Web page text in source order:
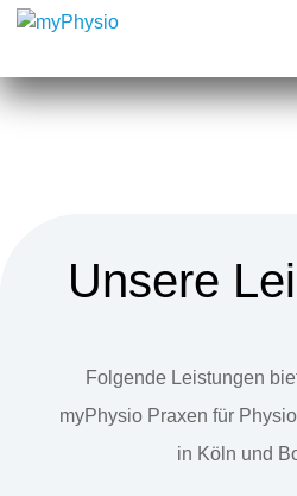
Unsere
Folgende Leistungen
myPhysio Praxen für
in Köln und